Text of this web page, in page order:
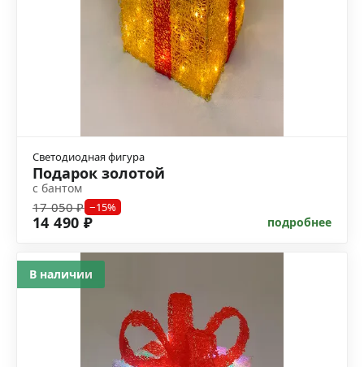
Светодиодная фигура
Подарок золотой
с бантом
17 050 ₽ −15%
14 490 ₽ подробнее
В наличии